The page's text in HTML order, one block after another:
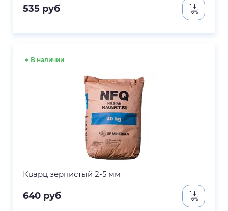
535 руб
В наличии
Кварц зернистый 2-5 мм
640 руб